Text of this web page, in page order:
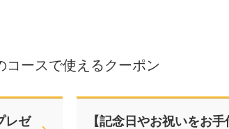
コースで使えるクーポン
レゼ
【記念日やお祝いをお